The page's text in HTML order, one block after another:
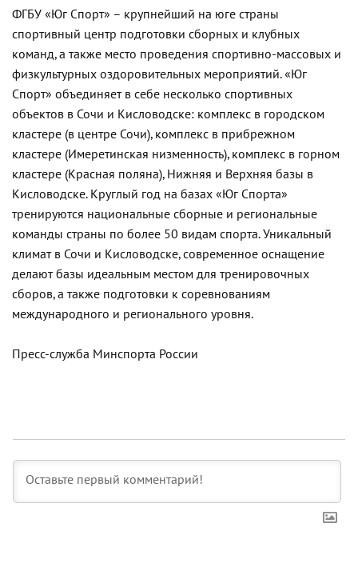
ФГБУ «Юг Спорт» – крупнейший на юге страны
спортивный центр подготовки сборных и клубных
команд, а также место проведения спортивно-массовых и
физкультурных оздоровительных мероприятий. «Юг
Спорт» объединяет в себе несколько спортивных
объектов в Сочи и Кисловодске: комплекс в городском
кластере (в центре Сочи), комплекс в прибрежном
кластере (Имеретинская низменность), комплекс в горном
кластере (Красная поляна), Нижняя и Верхняя базы в
Кисловодске. Круглый год на базах «Юг Спорта»
тренируются национальные сборные и региональные
команды страны по более 50 видам спорта. Уникальный
климат в Сочи и Кисловодске, современное оснащение
делают базы идеальным местом для тренировочных
сборов, а также подготовки к соревнованиям
международного и регионального уровня.
Пресс-служба Минспорта России